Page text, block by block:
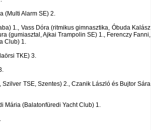
(Multi Alarm SE) 2.
1., Vass Dóra (ritmikus gimnasztika, Óbuda Kalász
(gumiasztal, Ajkai Trampolin SE) 1., Ferenczy Fanni,
Club) 1.
TKE) 3.
TSE, Szentes) 2., Czanik László és Bujtor Sára
Mária (Balatonfüredi Yacht Club) 1.